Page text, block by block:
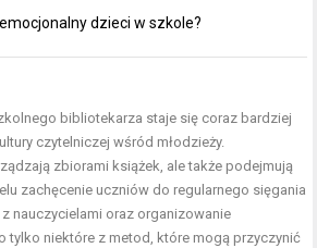
dzieci w szkole?
bibliotekarza staje się coraz bardziej
czytelniczej wśród młodzieży.
zbiorami książek, ale także podejmują
zachęcenie uczniów do regularnego sięgania
nauczycielami oraz organizowanie
tylko niektóre z metod, które mogą przyczynić